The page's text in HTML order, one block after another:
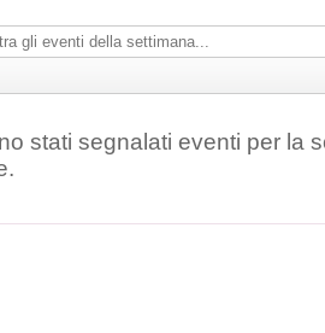
stati segnalati eventi per la